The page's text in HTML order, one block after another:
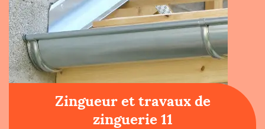
Zingueur et travaux de
zinguerie 11